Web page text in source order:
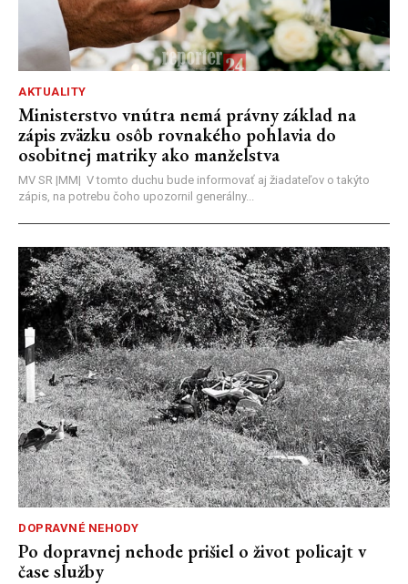
AKTUALITY
Ministerstvo vnútra nemá právny základ na
zápis zväzku osôb rovnakého pohlavia do
osobitnej matriky ako manželstva
MV SR |MM| V tomto duchu bude informovať aj žiadateľov o takýto
zápis, na potrebu čoho upozornil generálny...
DOPRAVNÉ NEHODY
Po dopravnej nehode prišiel o život policajt v
čase služby